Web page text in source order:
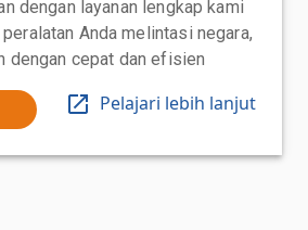
dengan layanan lengkap kami
Anda melintasi negara,
dengan cepat dan efisien
Pelajari lebih lanjut